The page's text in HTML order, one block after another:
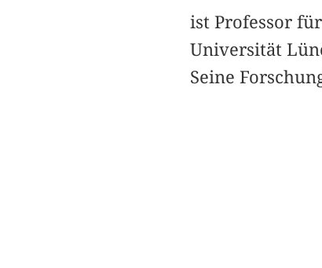
ist Professor
Universität
Seine